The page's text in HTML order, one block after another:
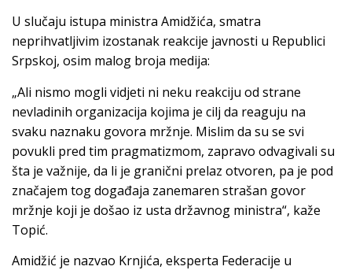
U slučaju istupa ministra Amidžića, smatra
neprihvatljivim izostanak reakcije javnosti u Republici
Srpskoj, osim malog broja medija:
„Ali nismo mogli vidjeti ni neku reakciju od strane
nevladinih organizacija kojima je cilj da reaguju na
svaku naznaku govora mržnje. Mislim da su se svi
povukli pred tim pragmatizmom, zapravo odvagivali su
šta je važnije, da li je granični prelaz otvoren, pa je pod
značajem tog događaja zanemaren strašan govor
mržnje koji je došao iz usta državnog ministra“, kaže
Topić.
Amidžić je nazvao Krnjića, eksperta Federacije u